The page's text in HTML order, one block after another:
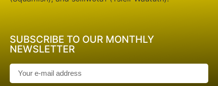
SUBSCRIBE TO OUR MONTHLY
NEWSLETTER